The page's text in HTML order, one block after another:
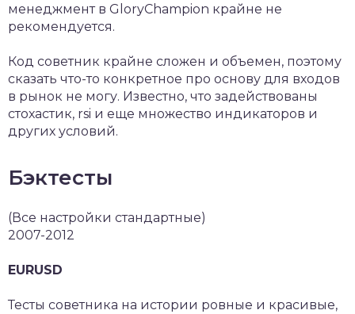
менеджмент в GloryChampion крайне не
рекомендуется.
Код советник крайне сложен и объемен, поэтому
сказать что-то конкретное про основу для входов
в рынок не могу. Известно, что задействованы
стохастик, rsi и еще множество индикаторов и
других условий.
Бэктесты
(Все настройки стандартные)
2007-2012
EURUSD
Тесты советника на истории ровные и красивые,